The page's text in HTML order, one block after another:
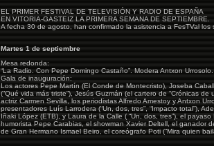
EL PRIMER FESTIVAL DE TELEVISIÓN Y RADIO DE ESPAÑA
EN VITORIA-GASTEIZ LA PRIMERA SEMANA DE SEPTIEMBRE.
A fecha 30 de agosto, han confirmado la asistencia a FesTVal los
Martes 1 de septiembre
Mesa redonda:
“La Radio. Con Pepe Domingo Castaño”. Modera Antxon Urrosolo.
Gala de inauguración:
Los actores Pepe Martín (El Conde de Montecristo), Joseba
(“Qué vida más triste”), Jesús Guzmán (el cartero de “Crónicas de
actriz Carmen Sevilla, los periodistas Alfredo Amestoy y Antxon
presentadores Luís Larrodera (“Un, dos, tres”, “Impacto total”),
Iñaki López (ETB), y Laura de la Calle ( “Un, dos, tres”), el payaso
humorista Pepe Carabias, el showman Xavier Deltell, el ganador
de Gran Hermano Ismael Beiro, el coreógrafo Poti (“Mira quien